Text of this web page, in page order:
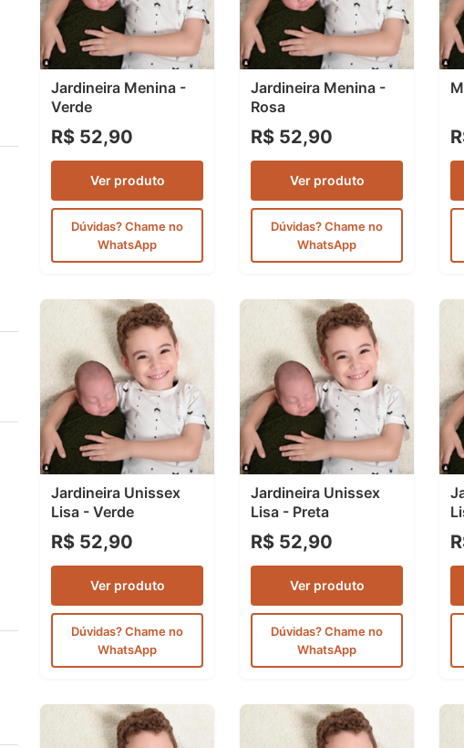
Jardineira Menina -
Verde
R$ 52,90
Ver produto
Dúvidas? Chame no
WhatsApp
Jardineira Menina -
Rosa
R$ 52,90
Ver produto
Dúvidas? Chame no
WhatsApp
Jardineira Unissex
Lisa - Verde
R$ 52,90
Ver produto
Dúvidas? Chame no
WhatsApp
Jardineira Unissex
Lisa - Preta
R$ 52,90
Ver produto
Dúvidas? Chame no
WhatsApp